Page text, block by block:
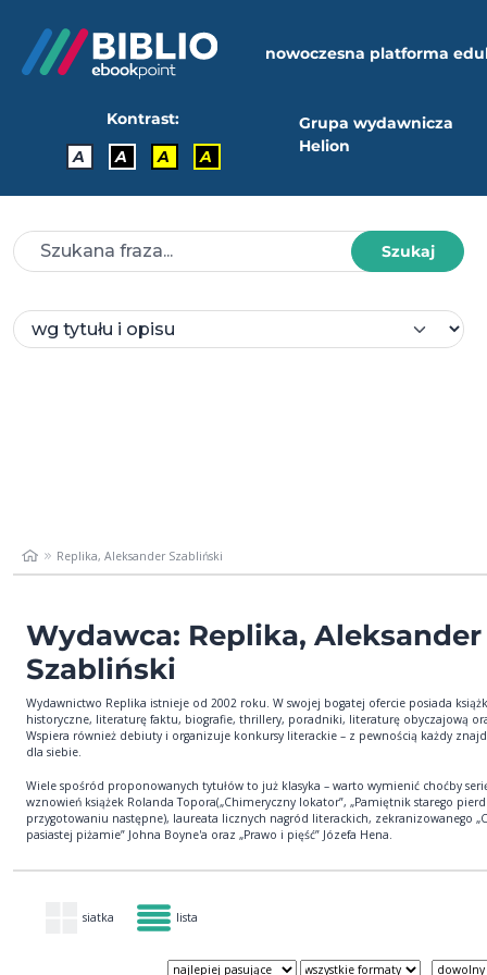
nowoczesna platforma
Kontrast:
A
A A A
Grupa wydawnicza
Helion
Szukaj
Replika, Aleksander Szabliński
Wydawca: Replika, Aleksander
Szabliński
Wydawnictwo Replika istnieje od 2002 roku. W swojej bogatej ofercie posiada
historyczne, literaturę faktu, biografie, thrillery, poradniki, literaturę obyczajową
Wspiera również debiuty i organizuje konkursy literackie – z pewnością każdy
dla siebie.
Wiele spośród proponowanych tytułów to już klasyka – warto wymienić choćby
wznowień książek Rolanda Topora(„Chimeryczny lokator”, „Pamiętnik starego
przygotowaniu następne), laureata licznych nagród literackich, zekranizowanego
pasiastej piżamie” Johna Boyne'a oraz „Prawo i pięść” Józefa Hena.
siatka lista